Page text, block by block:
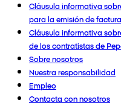
Cláusula informativa
para la emisión de
Cláusula informativa
de los contratistas de
Sobre nosotros
Nuestra responsabilidad
Empleo
Contacta con nosotros